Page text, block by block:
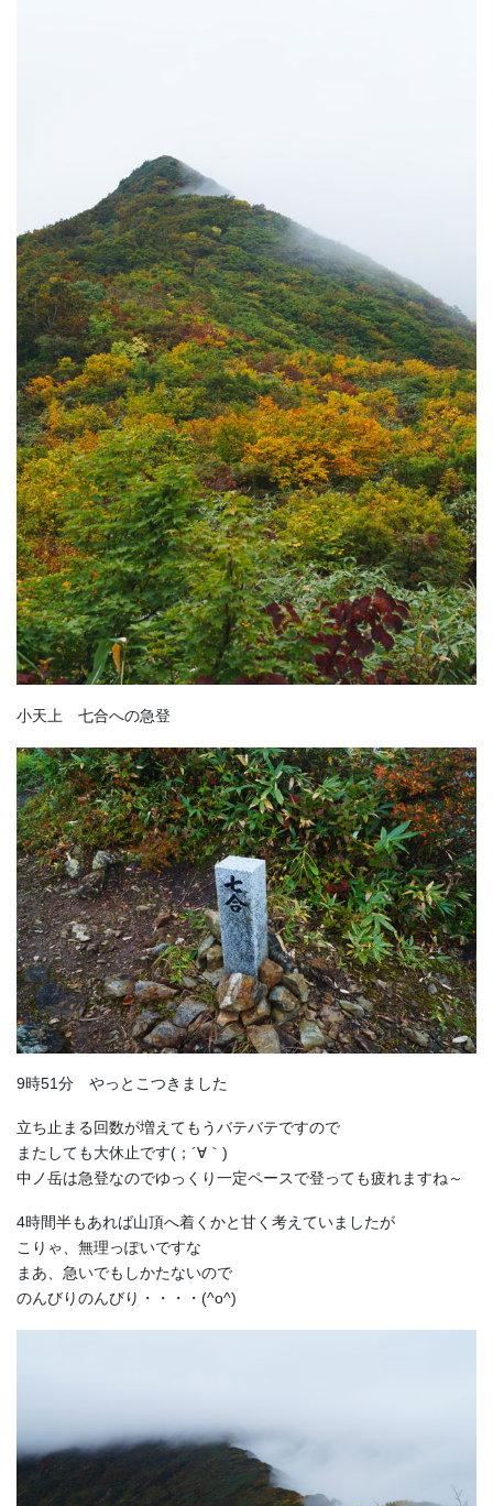
小天上 七合への急登
9時51分 やっとこつきました
立ち止まる回数が増えてもうバテバテですので
またしても大休止です(；´∀｀)
中ノ岳は急登なのでゆっくり一定ペースで登っても疲れますね～
4時間半もあれば山頂へ着くかと甘く考えていましたが
こりゃ、無理っぽいですな
まあ、急いでもしかたないので
のんびりのんびり・・・・(^o^)